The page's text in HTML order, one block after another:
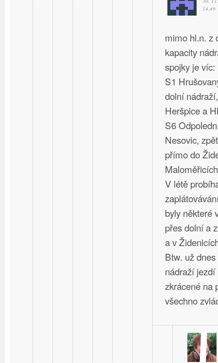
14.49
mimo hl.n. z
kapacity
spojky je víc:
S1
dolní
Heršpice a
S6
Nesovic,
přímo do
V létě
byly některé
přes dolní a
a v
Btw. už
nádraží
zkrácené na
všechno